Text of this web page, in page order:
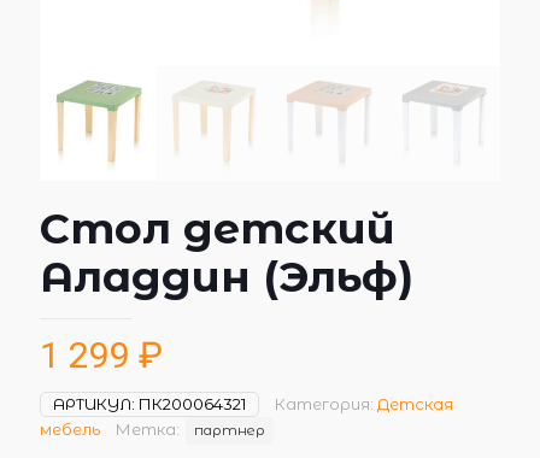
Стол детский
Аладдин (Эльф)
1 299 ₽
АРТИКУЛ: ПК200064321 Категория: Детская
мебель
Метка: партнер